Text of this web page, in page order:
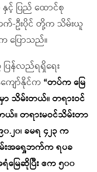
င့် ပြည် ထောင်စု
တက်-ဦးပိုင် တို့က သိမ်းယူ
ပြောသည်။
ြန်လည်ရရှိရေး
ော်နိုင်က “တပ်က မြေ
ာ သိမ်းတယ်။ တရားဝင်
။ တရားမဝင်သိမ်းတာ
၂၀၊ ခမရ ၄၂၃ က
မ်းအရှေ့ဘက်က ရပခ
ြေဆိုပြီး ဧက ၅၀၀